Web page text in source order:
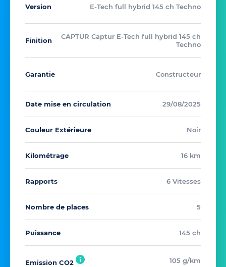
Version E-Tech full hybrid 145 ch Techno
Finition
CAPTUR Captur E-Tech full hybrid 145 ch
Techno
Garantie Constructeur
Date mise en circulation 29/08/2025
Couleur Extérieure Noir
Kilométrage 16 km
Rapports 6 Vitesses
Nombre de places 5
Puissance 145 ch
Emission CO2 105 g/km